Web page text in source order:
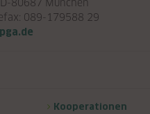
80687 München
089-179588 29
Kooperationen